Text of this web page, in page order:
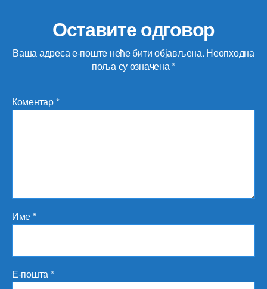
Оставите одговор
Ваша адреса е-поште неће бити објављена. Неопходна
поља су означена*
Коментар*
Име*
Е-пошта*